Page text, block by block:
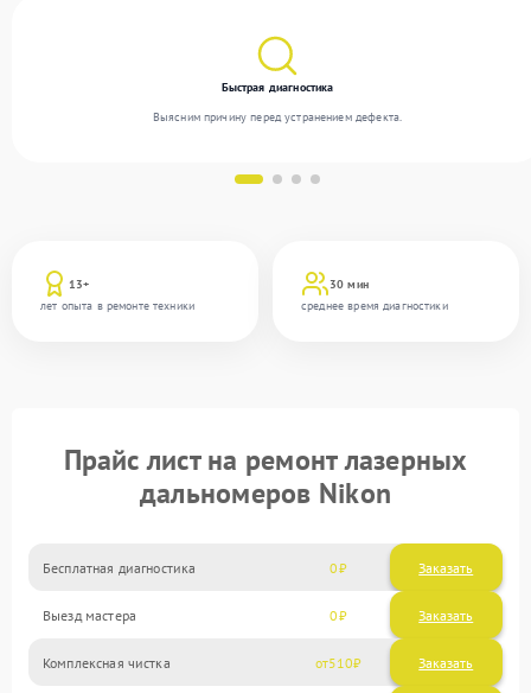
13+
лет опыта в ремонте техники
30 мин
среднее время диагностики
Быстрая диагностика
Выясним причину перед устранением дефекта.
Прайс лист на ремонт лазерных
дальномеров Nikon
Бесплатная диагностика 0 Заказать
Выезд мастера 0 Заказать
Комплексная чистка 510